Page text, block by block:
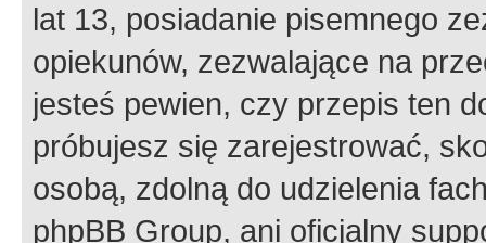
lat 13, posiadanie pisemnego
opiekunów, zezwalające na
jesteś pewien, czy przepis ten
próbujesz się zarejestrować,
osobą, zdolną do udzielenia
phpBB Group, ani oficjalny